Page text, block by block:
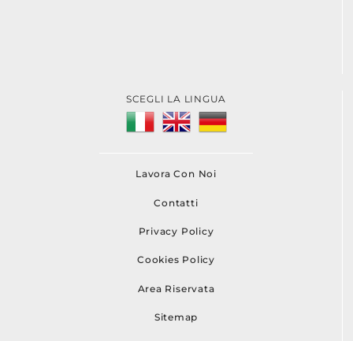
SCEGLI LA LINGUA
Lavora Con Noi
Contatti
Privacy Policy
Cookies Policy
Area Riservata
Sitemap